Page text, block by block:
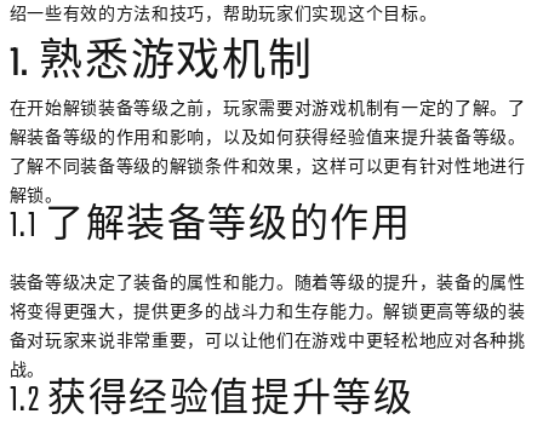
绍一些有效的方法和技巧，帮助玩家们实现这个目标。
1. 熟悉游戏机制
在开始解锁装备等级之前，玩家需要对游戏机制有一定的了解。了
解装备等级的作用和影响，以及如何获得经验值来提升装备等级。
了解不同装备等级的解锁条件和效果，这样可以更有针对性地进行
解锁。
1.1 了解装备等级的作用
装备等级决定了装备的属性和能力。随着等级的提升，装备的属性
将变得更强大，提供更多的战斗力和生存能力。解锁更高等级的装
备对玩家来说非常重要，可以让他们在游戏中更轻松地应对各种挑
战。
1.2 获得经验值提升等级